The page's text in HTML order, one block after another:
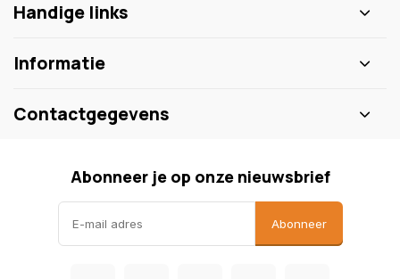
Handige links
Informatie
Contactgegevens
Abonneer je op onze nieuwsbrief
Abonneer